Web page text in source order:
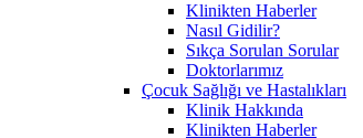
Klinikten Haberler
Nasıl Gidilir?
Sıkça Sorulan Sorular
Doktorlarımız
Çocuk Sağlığı ve Hastalıkları
Klinik Hakkında
Klinikten Haberler